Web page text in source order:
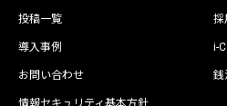
投稿一覧
導入事例
お問い合わせ
採
i-
銭